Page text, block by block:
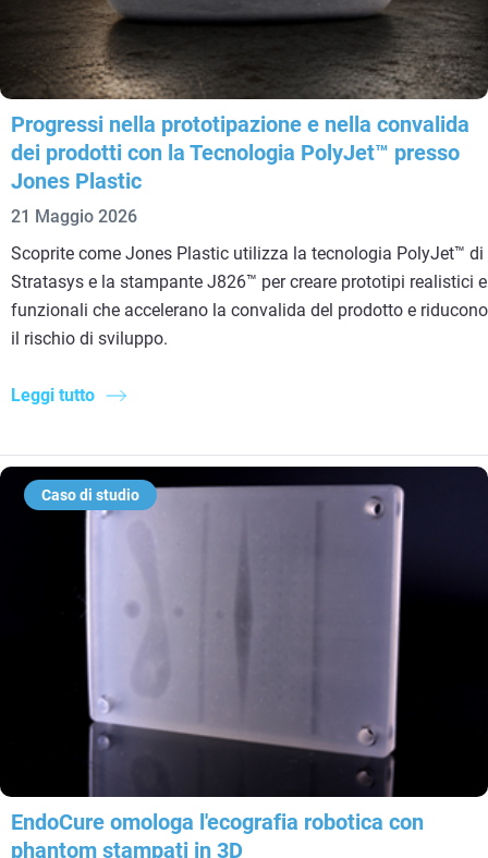
Progressi nella prototipazione e nella convalida
dei prodotti con la Tecnologia PolyJet™ presso
Jones Plastic
21 Maggio 2026
Scoprite come Jones Plastic utilizza la tecnologia PolyJet™ di
Stratasys e la stampante J826™ per creare prototipi realistici e
funzionali che accelerano la convalida del prodotto e riducono
il rischio di sviluppo.
Leggi tutto
Caso di studio
EndoCure omologa l'ecografia robotica con
phantom stampati in 3D